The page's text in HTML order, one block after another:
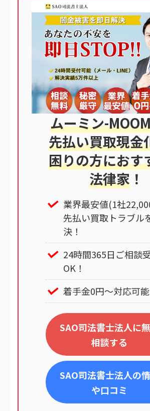
ムーミン-
先払い買取現金
困りの方におす
法律家 ！
業界最安値(1社
先払い買取トラブル
決！
24時間365日ご相談
OK！
着手金0円～対応可能
SAO司法書士法人に
相談する
SAO司法書士法人の
や口コミ